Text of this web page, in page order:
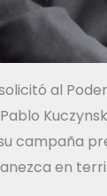
al
campaña
en